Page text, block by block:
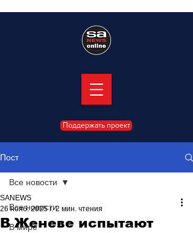
Поддержать проект
Пост
Все новости
В мире
Все новости
В Женеве испытают
SANEWS
26 нояб. 2025 г. 2 мин. чтения